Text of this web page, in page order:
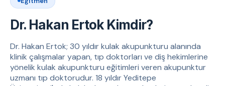
Dr. Hakan Ertok Kimdir?
Dr. Hakan Ertok; 30 yıldır kulak akupunkturu alanında
klinik çalışmalar yapan, tıp doktorları ve diş hekimlerine
yönelik kulak akupunkturu eğitimleri veren akupunktur
uzmanı tıp doktorudur. 18 yıldır Yeditepe